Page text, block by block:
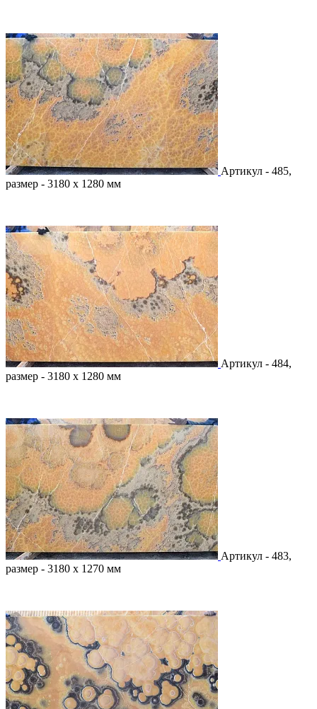
Артикул - 485,
размер - 3180 х 1280 мм
Артикул - 484,
размер - 3180 х 1280 мм
Артикул - 483,
размер - 3180 х 1270 мм